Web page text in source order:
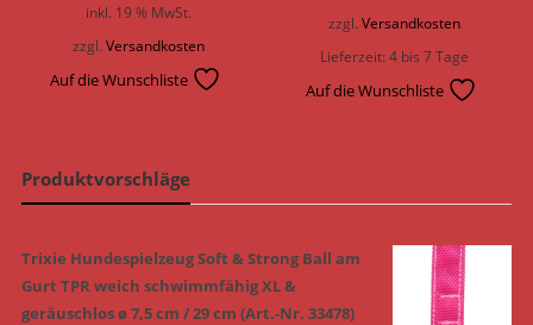
inkl. 19 % MwSt.
zzgl.Versandkosten
Auf die Wunschliste
zzgl. Versandkosten
Lieferzeit:4 bis 7 Tage
Auf die Wunschliste
Produktvorschläge
Trixie Hundespielzeug Soft & Strong Ball am
Gurt TPR weich schwimmfähig XL &
geräuschlos ø 7,5 cm / 29 cm (Art.-Nr. 33478)